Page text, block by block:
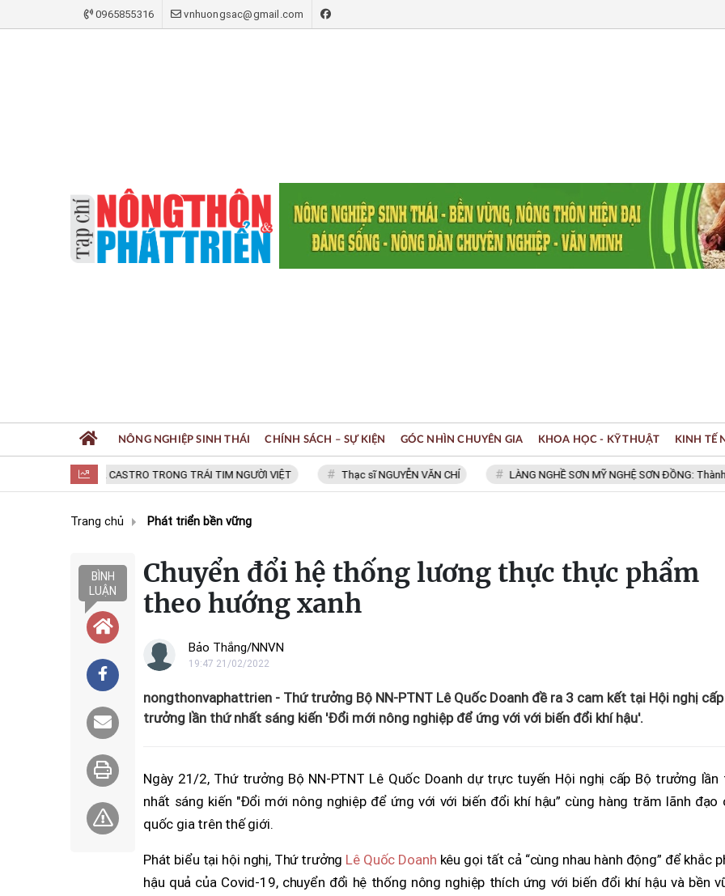
0965855316 vnhuongsac@gmail.com
FIDEL CASTRO TRONG TRÁI TIM NGƯỜI VIỆT Thạc sĩ NGUYỄN VĂN CHÍ LÀNG NGHỀ SƠN MỸ NGHỆ SƠN ĐỒNG: Thành
NÔNG NGHIỆP SINH THÁI CHÍNH SÁCH – SỰ KIỆN GÓC NHÌN CHUYÊN GIA KHOA HỌC - KỸ THUẬT KINH TẾ
Trang chủ Phát triển bền vững
BÌNH
LUẬN
Chuyển đổi hệ thống lương thực thực phẩm
theo hướng xanh
Bảo Thắng/NNVN
19:47 21/02/2022
nongthonvaphattrien - Thứ trưởng Bộ NN-PTNT Lê Quốc Doanh đề ra 3 cam kết tại Hội nghị
trưởng lần thứ nhất sáng kiến 'Đổi mới nông nghiệp để ứng với với biến đổi khí hậu'.
Ngày 21/2, Thứ trưởng Bộ NN-PTNT Lê Quốc Doanh dự trực tuyến Hội nghị cấp Bộ trưởng lần
nhất sáng kiến "Đổi mới nông nghiệp để ứng với với biến đổi khí hậu” cùng hàng trăm lãnh đạo
quốc gia trên thế giới.
Phát biểu tại hội nghị, Thứ trưởng Lê Quốc Doanh kêu gọi tất cả “cùng nhau hành động” để khắc
hậu quả của Covid-19, chuyển đổi hệ thống nông nghiệp thích ứng với biến đổi khí hậu và bền